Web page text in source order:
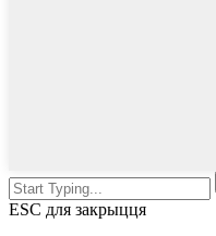
ESC для закрыцця